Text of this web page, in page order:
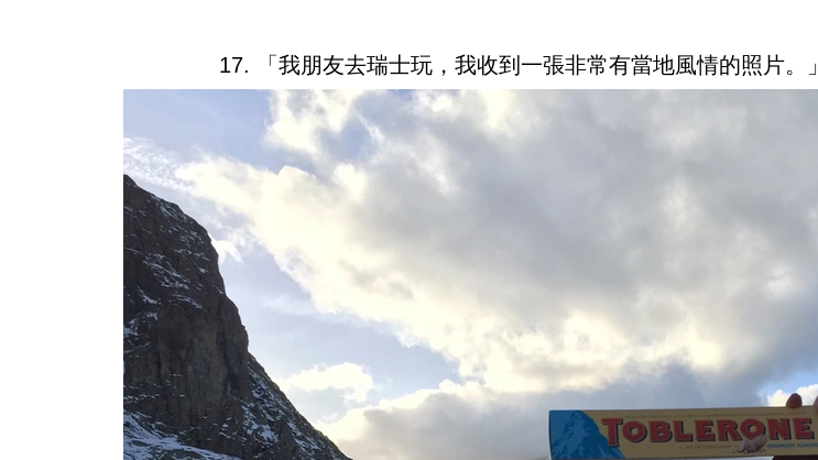
17. 「我朋友去瑞士玩，我收到一張非常有當地風情的照片。」